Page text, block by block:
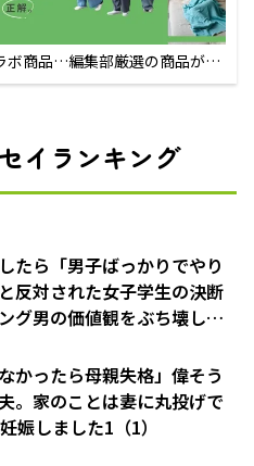
ボ商品…編集部厳選の商品が買
イランキング
たら「男子ばっかりでやり
反対された女子学生の決断
グ男の価値観をぶち壊した
かったら母親失格」偉そう
。家のことは妻に丸投げで
娠しました1（1）